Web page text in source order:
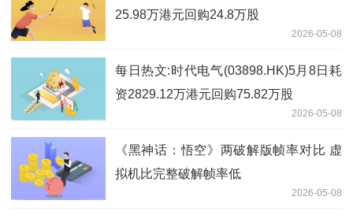
25.98万港元回购24.8万股
2026-05-08
每日热文:时代电气(03898.HK)5月8日耗
资2829.12万港元回购75.82万股
2026-05-08
《黑神话：悟空》两破解版帧率对比 虚
拟机比完整破解帧率低
2026-05-08